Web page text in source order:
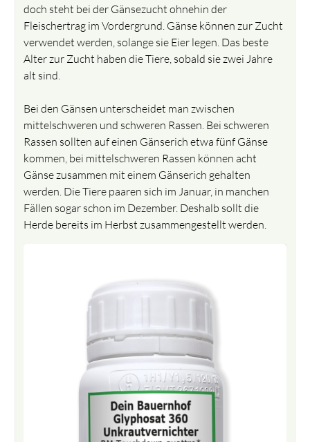
doch steht bei der Gänsezucht ohnehin der
Fleischertrag im Vordergrund. Gänse können zur Zucht
verwendet werden, solange sie Eier legen. Das beste
Alter zur Zucht haben die Tiere, sobald sie zwei Jahre
alt sind.
Bei den Gänsen unterscheidet man zwischen
mittelschweren und schweren Rassen. Bei schweren
Rassen sollten auf einen Gänserich etwa fünf Gänse
kommen, bei mittelschweren Rassen können acht
Gänse zusammen mit einem Gänserich gehalten
werden. Die Tiere paaren sich im Januar, in manchen
Fällen sogar schon im Dezember. Deshalb sollt die
Herde bereits im Herbst zusammengestellt werden.